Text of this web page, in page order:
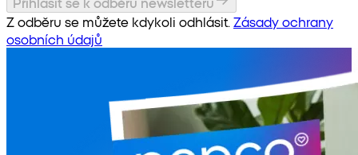
Z odběru se můžete kdykoli odhlásit.Zásady ochrany
osobních údajů